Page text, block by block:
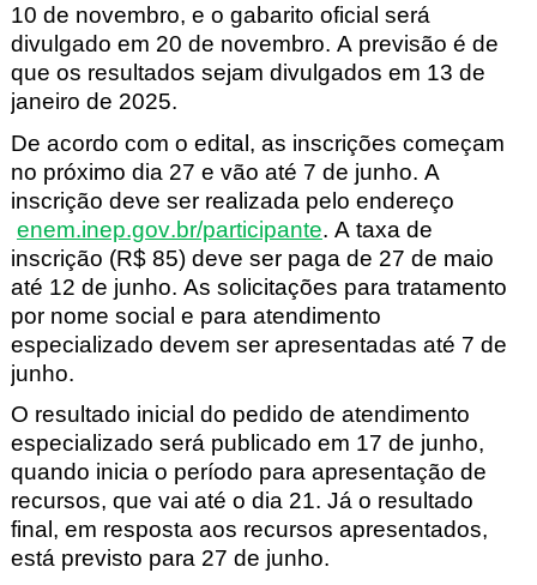
10 de novembro, e o gabarito oficial será
divulgado em 20 de novembro. A previsão é de
que os resultados sejam divulgados em 13 de
janeiro de 2025.
De acordo com o edital, as inscrições começam
no próximo dia 27 e vão até 7 de junho. A
inscrição deve ser realizada pelo endereço
enem.inep.gov.br/participante. A taxa de
inscrição (R$ 85) deve ser paga de 27 de maio
até 12 de junho. As solicitações para tratamento
por nome social e para atendimento
especializado devem ser apresentadas até 7 de
junho.
O resultado inicial do pedido de atendimento
especializado será publicado em 17 de junho,
quando inicia o período para apresentação de
recursos, que vai até o dia 21. Já o resultado
final , em resposta aos recursos apresentados,
está previsto para 27 de junho.